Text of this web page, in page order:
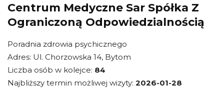
Centrum Medyczne Sar Spółka Z
Ograniczoną Odpowiedzialnością
Poradnia zdrowia psychicznego
Adres: Ul. Chorzowska 14, Bytom
Liczba osób w kolejce: 84
Najbliższy termin możliwej wizyty: 2026-01-28